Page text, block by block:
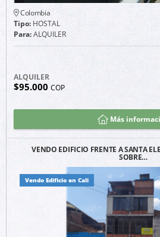
Colombia
Tipo:HOSTAL
Para:ALQUILER
ALQUILER
$95.000COP
Más
VENDO EDIFICIO FRENTE A SANTA
SOBRE…
Vendo Edificio en Cali